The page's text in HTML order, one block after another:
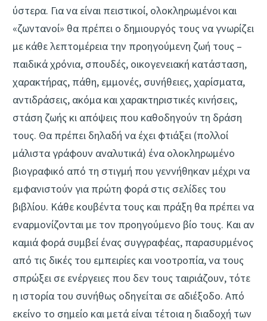
ύστερα. Για να είναι πειστικοί, ολοκληρωμένοι και
«ζωντανοί» θα πρέπει ο δημιουργός τους να γνωρίζει
με κάθε λεπτομέρεια την προηγούμενη ζωή τους –
παιδικά χρόνια, σπουδές, οικογενειακή κατάσταση,
χαρακτήρας, πάθη, εμμονές, συνήθειες, χαρίσματα,
αντιδράσεις, ακόμα και χαρακτηριστικές κινήσεις,
στάση ζωής κι απόψεις που καθοδηγούν τη δράση
τους. Θα πρέπει δηλαδή να έχει φτιάξει (πολλοί
μάλιστα γράφουν αναλυτικά) ένα ολοκληρωμένο
βιογραφικό από τη στιγμή που γεννήθηκαν μέχρι να
εμφανιστούν για πρώτη φορά στις σελίδες του
βιβλίου. Κάθε κουβέντα τους και πράξη θα πρέπει να
εναρμονίζονται με τον προηγούμενο βίο τους. Και αν
καμιά φορά συμβεί ένας συγγραφέας, παρασυρμένος
από τις δικές του εμπειρίες και νοοτροπία, να τους
σπρώξει σε ενέργειες που δεν τους ταιριάζουν, τότε
η ιστορία του συνήθως οδηγείται σε αδιέξοδο. Από
εκείνο το σημείο και μετά είναι τέτοια η διαδοχή των